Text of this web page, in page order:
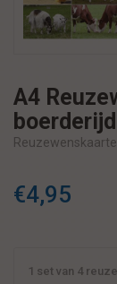
A4
€4,95
1 set van 4